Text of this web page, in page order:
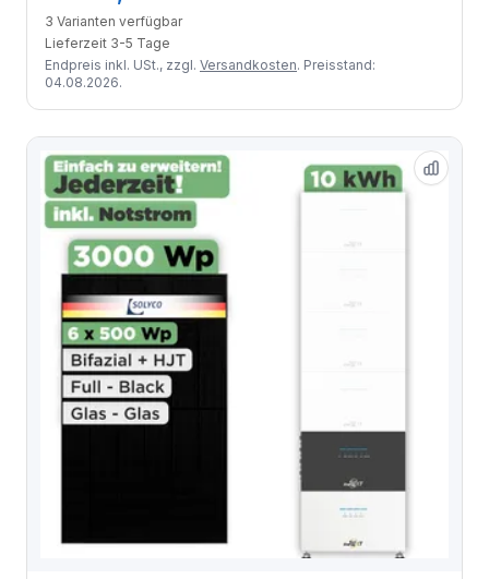
3 Varianten verfügbar
Lieferzeit 3-5 Tage
Endpreis inkl. USt., zzgl. Versandkosten. Preisstand:
04.08.2026.